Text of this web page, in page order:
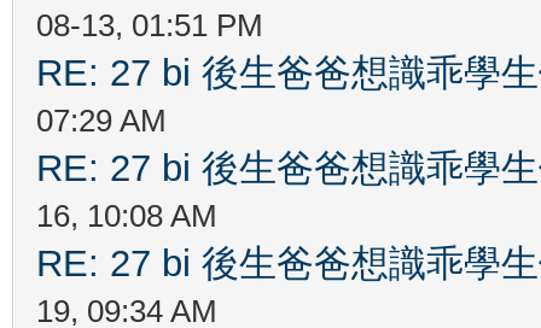
08-13, 01:51 PM
RE: 27 bi 後生爸爸想識乖學
07:29 AM
RE: 27 bi 後生爸爸想識乖學
16, 10:08 AM
RE: 27 bi 後生爸爸想識乖學
19, 09:34 AM